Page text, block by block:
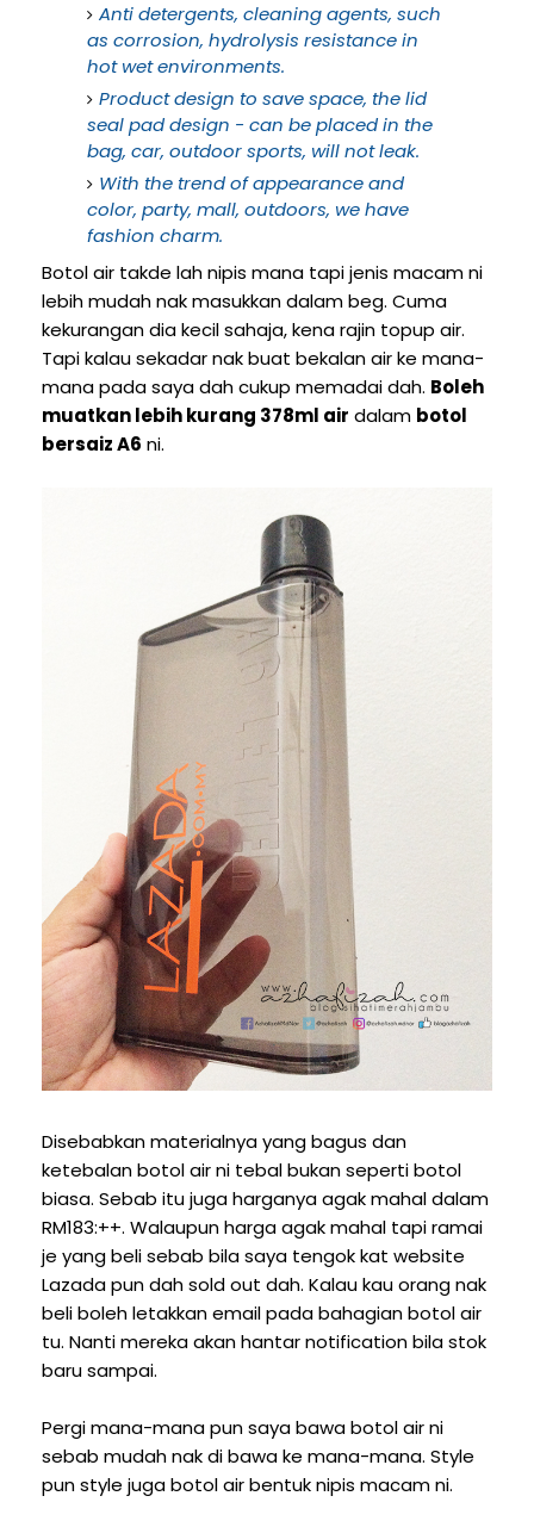
Anti detergents, cleaning agents, such
as corrosion, hydrolysis resistance in
hot wet environments.
Product design to save space, the lid
seal pad design - can be placed in the
bag, car, outdoor sports, will not leak.
With the trend of appearance and
color, party, mall, outdoors, we have
fashion charm.
Botol air takde lah nipis mana tapi jenis macam ni
lebih mudah nak masukkan dalam beg. Cuma
kekurangan dia kecil sahaja, kena rajin topup air.
Tapi kalau sekadar nak buat bekalan air ke mana-
mana pada saya dah cukup memadai dah. Boleh
muatkan lebih kurang 378ml air dalam botol
bersaiz A6 ni.
Disebabkan materialnya yang bagus dan
ketebalan botol air ni tebal bukan seperti botol
biasa. Sebab itu juga harganya agak mahal dalam
RM183:++. Walaupun harga agak mahal tapi ramai
je yang beli sebab bila saya tengok kat website
Lazada pun dah sold out dah. Kalau kau orang nak
beli boleh letakkan email pada bahagian botol air
tu. Nanti mereka akan hantar notification bila stok
baru sampai.
Pergi mana-mana pun saya bawa botol air ni
sebab mudah nak di bawa ke mana-mana. Style
pun style juga botol air bentuk nipis macam ni.